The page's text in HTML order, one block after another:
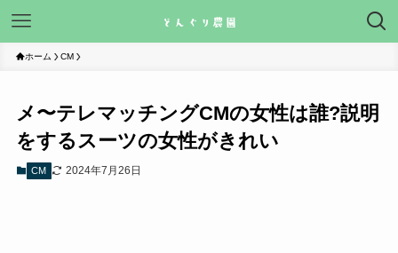
ホーム CM
メ〜テレマッチングCMの女性は誰?説明
をするスーツの女性がきれい
CM 2024年7月26日